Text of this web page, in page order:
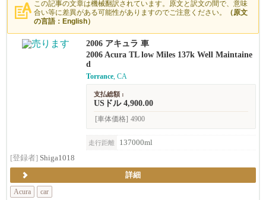
この記事の文章は機械翻訳されています。原文と訳文の間で、意味
合い等に差異がある可能性がありますのでご注意ください。
（原文
の言語：English）
2006 アキュラ 車
2006 Acura TL low Miles 137k Well Maintaine
d
Torrance, CA
支払総額 :
USドル 4,900.00
[車体価格] 4900
走行距離
137000ml
[登録者] Shiga1018
詳細
Acura
car